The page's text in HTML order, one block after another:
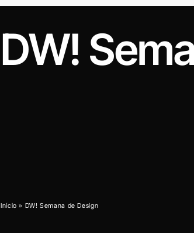
DW!
Início » DW! Semana de Design